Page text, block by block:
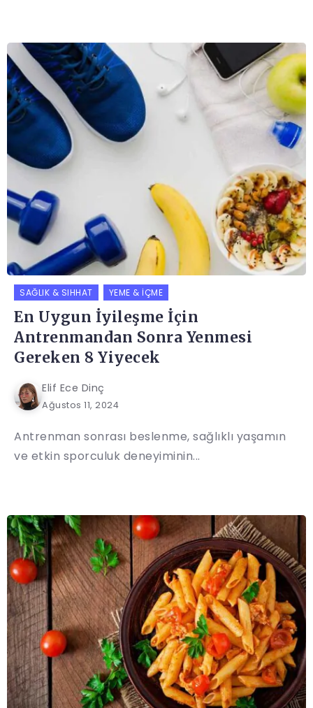
SAĞLIK & SIHHAT YEME & İÇME
En Uygun İyileşme İçin
Antrenmandan Sonra Yenmesi
Gereken 8 Yiyecek
Elif Ece Dinç
Ağustos 11, 2024
Antrenman sonrası beslenme, sağlıklı yaşamın
ve etkin sporculuk deneyiminin...